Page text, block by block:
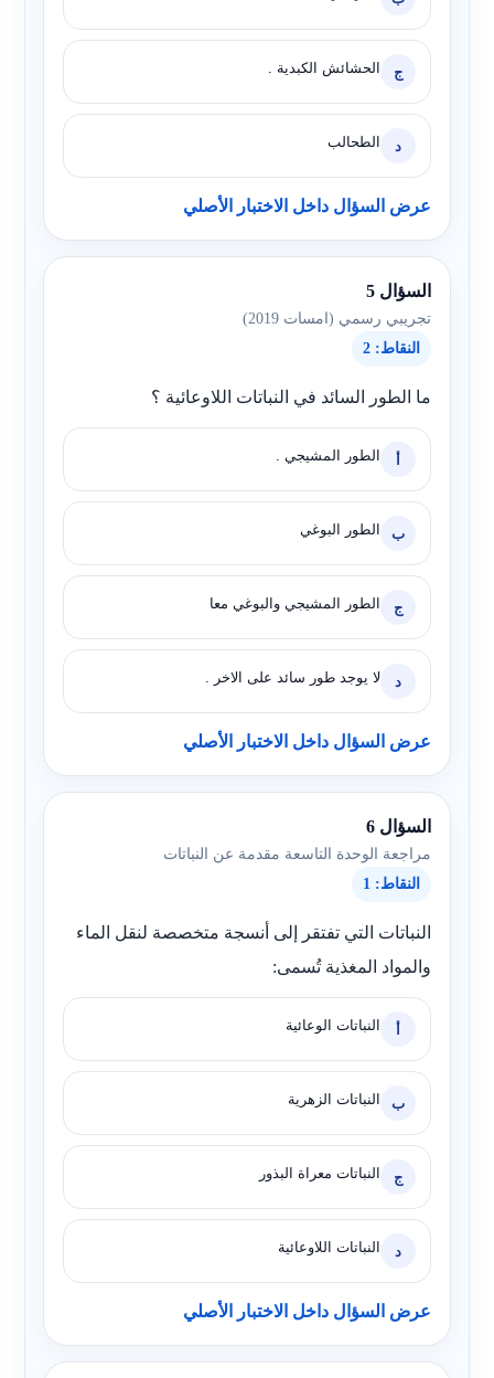
ج الحشائش الكبدية .
د الطحالب
عرض السؤال داخل الاختبار الأصلي
السؤال 5
تجريبي رسمي (امسات 2019)
النقاط: 2
ما الطور السائد في النباتات اللاوعائية ؟
أ الطور المشيجي .
ب الطور البوغي
ج الطور المشيجي والبوغي معا
د لا يوجد طور سائد على الاخر .
عرض السؤال داخل الاختبار الأصلي
السؤال 6
مراجعة الوحدة التاسعة مقدمة عن النباتات
النقاط: 1
النباتات التي تفتقر إلى أنسجة متخصصة لنقل الماء
والمواد المغذية تُسمى:
أ النباتات الوعائية
ب النباتات الزهرية
ج النباتات معراة البذور
د النباتات اللاوعائية
عرض السؤال داخل الاختبار الأصلي